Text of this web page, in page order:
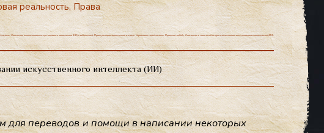
реальность,Права
жизнью. Опасность использования искусственного интеллекта (ИИ) и нейросетей. Право распоряжаться своей жизнью. Управление своей жизнью. Право на свободу. Опасность и зависимость при использовании искусственного интеллекта (ИИ).
искусственного интеллекта (ИИ)
для пе­рево­дов и по­мощи в на­писа­нии не­кото­рых